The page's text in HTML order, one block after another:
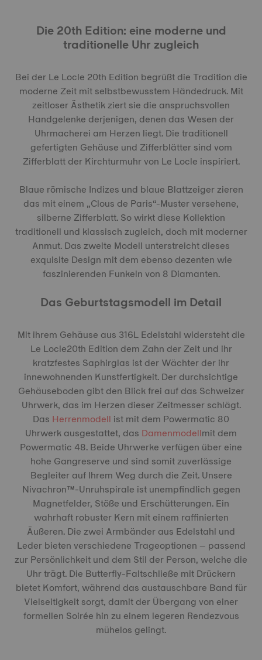
Die 20th Edition: eine moderne und
traditionelle Uhr zugleich
Bei der Le Locle 20th Edition begrüßt die Tradition die
moderne Zeit mit selbstbewusstem Händedruck. Mit
zeitloser Ästhetik ziert sie die anspruchsvollen
Handgelenke derjenigen, denen das Wesen der
Uhrmacherei am Herzen liegt. Die traditionell
gefertigten Gehäuse und Zifferblätter sind vom
Zifferblatt der Kirchturmuhr von Le Locle inspiriert.
Blaue römische Indizes und blaue Blattzeiger zieren
das mit einem „Clous de Paris“-Muster versehene,
silberne Zifferblatt. So wirkt diese Kollektion
traditionell und klassisch zugleich, doch mit moderner
Anmut. Das zweite Modell unterstreicht dieses
exquisite Design mit dem ebenso dezenten wie
faszinierenden Funkeln von 8 Diamanten.
Das Geburtstagsmodell im Detail
Mit ihrem Gehäuse aus 316L Edelstahl widersteht die
Le Locle20th Edition dem Zahn der Zeit und ihr
kratzfestes Saphirglas ist der Wächter der ihr
innewohnenden Kunstfertigkeit. Der durchsichtige
Gehäuseboden gibt den Blick frei auf das Schweizer
Uhrwerk, das im Herzen dieser Zeitmesser schlägt.
Das Herrenmodell ist mit dem Powermatic 80
Uhrwerk ausgestattet, das Damenmodellmit dem
Powermatic 48. Beide Uhrwerke verfügen über eine
hohe Gangreserve und sind somit zuverlässige
Begleiter auf Ihrem Weg durch die Zeit. Unsere
Nivachron™️-Unruhspirale ist unempfindlich gegen
Magnetfelder, Stöße und Erschütterungen. Ein
wahrhaft robuster Kern mit einem raffinierten
Äußeren. Die zwei Armbänder aus Edelstahl und
Leder bieten verschiedene Trageoptionen – passend
zur Persönlichkeit und dem Stil der Person, welche die
Uhr trägt. Die Butterfly-Faltschließe mit Drückern
bietet Komfort, während das austauschbare Band für
Vielseitigkeit sorgt, damit der Übergang von einer
formellen Soirée hin zu einem legeren Rendezvous
mühelos gelingt.